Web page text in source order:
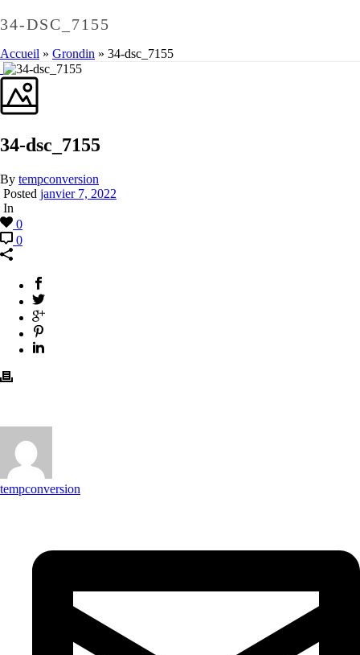
34-DSC_7155
Accueil » Grondin » 34-dsc_7155
34-dsc_7155
By tempconversion
Posted janvier 7, 2022
In
0
0
tempconversion